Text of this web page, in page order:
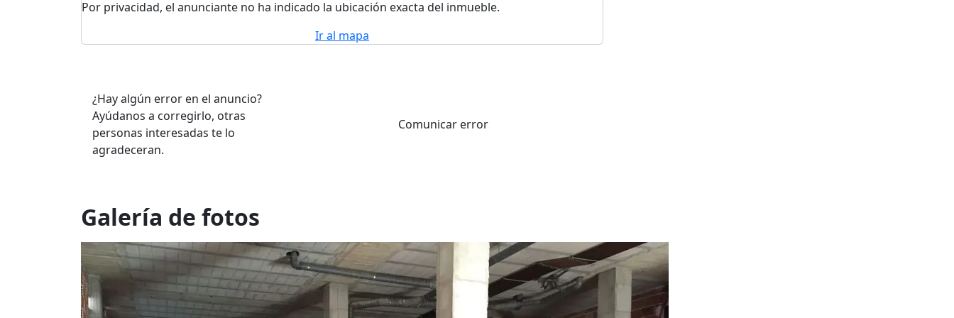
Por privacidad, el anunciante no ha indicado la ubicación exacta del inmueble.
Ir al mapa
¿Hay algún error en el anuncio?
Ayúdanos a corregirlo, otras
personas interesadas te lo
agradeceran.
Comunicar error
Galería de fotos